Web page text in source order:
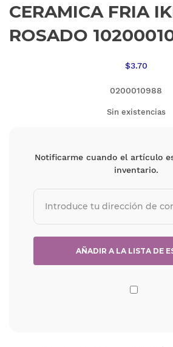
CERAMICA FRIA
ROSADO
$3.70
0200010988
Sin existencias
Notificarme cuando el artículo
inventario.